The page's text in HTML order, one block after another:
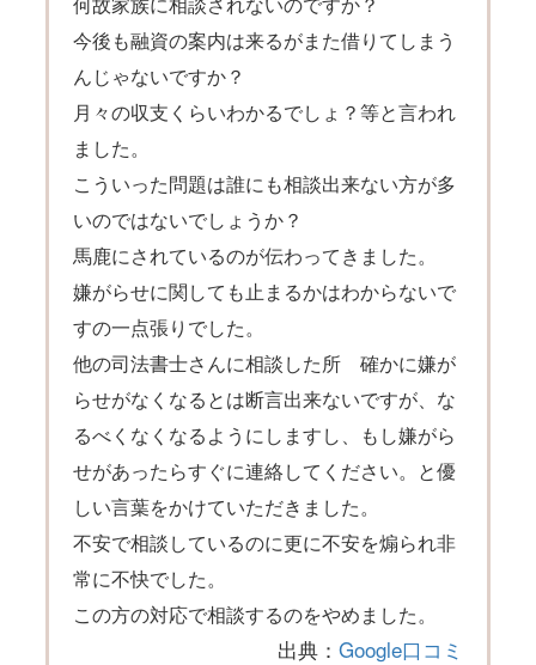
今後も融資の案内は来るがまた借りてしまう
んじゃないですか？
月々の収支くらいわかるでしょ？等と言われ
ました。
こういった問題は誰にも相談出来ない方が多
いのではないでしょうか？
馬鹿にされているのが伝わってきました。
嫌がらせに関しても止まるかはわからないで
すの一点張りでした。
他の司法書士さんに相談した所 確かに嫌が
らせがなくなるとは断言出来ないですが、な
るべくなくなるようにしますし、もし嫌がら
せがあったらすぐに連絡してください。と優
しい言葉をかけていただきました。
不安で相談しているのに更に不安を煽られ非
常に不快でした。
この方の対応で相談するのをやめました。
出典：Google口コミ